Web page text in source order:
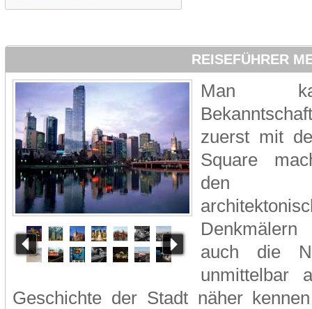
REISEFÜHRER
Man
zuerst mit
Square
den
auch die
unmittelbar
Geschichte der Stadt näher